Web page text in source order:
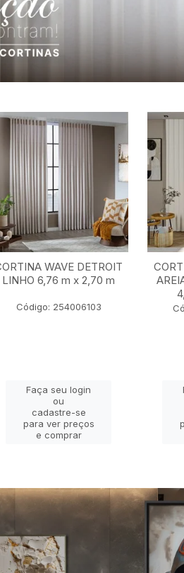
WAVE DETROIT
LINHO 6,76 m x 2,70 m
Código: 254006103
Faça seu login
ou
cadastre-se
para ver preços
e comprar